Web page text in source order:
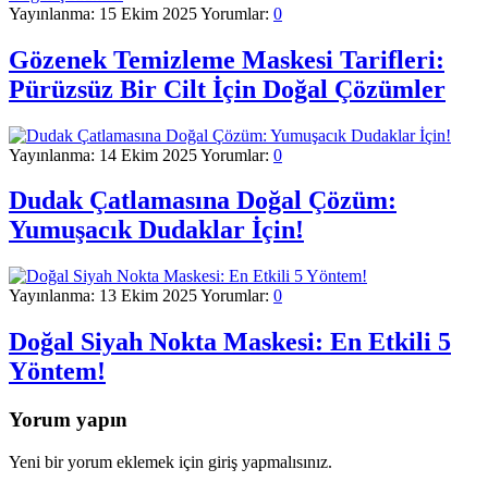
Yayınlanma: 15 Ekim 2025Yorumlar: 0
Gözenek Temizleme Maskesi Tarifleri:
Pürüzsüz Bir Cilt İçin Doğal Çözümler
Yayınlanma: 14 Ekim 2025Yorumlar: 0
Dudak Çatlamasına Doğal Çözüm:
Yumuşacık Dudaklar İçin!
Yayınlanma: 13 Ekim 2025Yorumlar: 0
Doğal Siyah Nokta Maskesi: En Etkili 5
Yöntem!
Yorum yapın
Yeni bir yorum eklemek için giriş yapmalısınız.